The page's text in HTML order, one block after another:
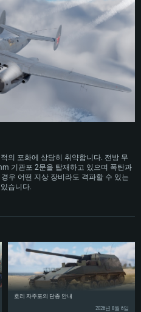
MAC
트)
이상
Nvidia GeForce 1060, 또는 AMD RX
트)
Xeon 은 지원하지 않습니다)
트)
지 않습니다)
Vega II 이상
트)
해상도 720p)
트)
그래픽 드라이버를 지원하는 NVIDIA
능을 가지며 최신 그래픽 드라이버를
소사양 지원 해상도 720p) 이상
의 포화에 상당히 취약합니다. 전방 무
기관포 2문을 탑재하고 있으며 폭탄과
우 어떤 지상 장비라도 격파할 수 있는
습니다.
호리 자주포의 단종 안내
2026년 8월 6일